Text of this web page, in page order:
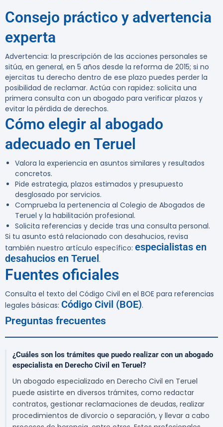
Consejo práctico y advertencia
experta
Advertencia: la prescripción de las acciones personales se
sitúa, en general, en 5 años desde la reforma de 2015; si no
ejercitas tu derecho dentro de ese plazo puedes perder la
posibilidad de reclamar. Actúa con rapidez: solicita una
primera consulta con un abogado para verificar plazos y
evitar la pérdida de derechos.
Cómo elegir al abogado
adecuado en Teruel
Valora la experiencia en asuntos similares y resultados
concretos.
Pide estrategia, plazos estimados y presupuesto
desglosado por servicios.
Comprueba la pertenencia al Colegio de Abogados de
Teruel y la habilitación profesional.
Solicita referencias y decide tras una consulta personal.
Si tu asunto está relacionado con desahucios, revisa
también nuestro artículo específico: especialistas en
desahucios en Teruel.
Fuentes oficiales
Consulta el texto del Código Civil en el BOE para referencias
legales básicas: Código Civil (BOE).
Preguntas frecuentes
¿Cuáles son los trámites que puedo realizar con un abogado
especialista en Derecho Civil en Teruel?
Un abogado especializado en Derecho Civil en Teruel
puede asistirte en diversos trámites, como redactar
contratos, gestionar reclamaciones de deudas, realizar
procedimientos de divorcio o separación, y llevar a cabo